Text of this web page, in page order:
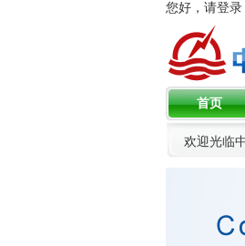
您好，请登录
首页
欢迎光临